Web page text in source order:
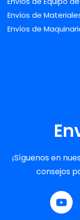
Envíos de
Envíos de
¡Síguenos en
consejos